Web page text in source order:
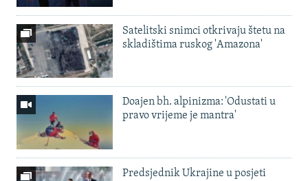
Satelitski snimci otkrivaju štetu na
skladištima ruskog 'Amazona'
Doajen bh. alpinizma: 'Odustati u
pravo vrijeme je mantra'
Predsjednik Ukrajine u posjeti